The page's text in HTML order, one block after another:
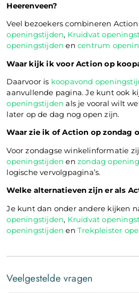
Heerenveen?
Veel bezoekers combineren
openingstijden, Kruidvat
openingstijden encentrum
Waar kijk ik voor Action op
Daarvoor is koopavond
aanvullende pagina. Je kunt ook
openingstijden als je vooral wilt
later op de dag nog open zijn.
Waar zie ik of Action op zondag
Voor zondagse winkelinformatie
openingstijden enzondag
logische vervolgpagina’s.
Welke alternatieven zijn er als
Je kunt dan onder andere kijken
openingstijden, Kruidvat
openingstijden enTrekpleister
Veelgestelde vragen